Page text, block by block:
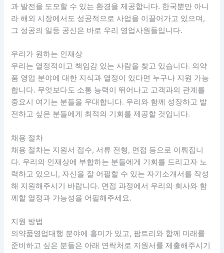
과 발전을 도모할 수 있는 환경을 제공합니다. 한국뿐만 아니
라 해외 시장에서도 성공적으로 사업을 이끌어가고 있으며,
그 성공의 일등 공신은 바로 우리 영업사원들입니다.
우리가 원하는 인재상
우리는 열정적이고 책임감 있는 사람을 찾고 있습니다. 의약
품 영업 분야에 대한 지식과 열정이 있다면 누구나 지원 가능
합니다. 무엇보다도 소통 능력이 뛰어나고 고객과의 관계를
중요시 여기는 분들을 우대합니다. 우리와 함께 성장하고 발
전하고 싶은 분들에게 최적의 기회를 제공할 것입니다.
채용 절차
채용 절차는 지원서 접수, 서류 전형, 면접 등으로 이뤄집니
다. 우리의 인재상에 부합하는 분들에게 기회를 드리고자 노
력하고 있으니, 자신을 잘 어필할 수 있는 자기소개서를 작성
해 지원해주시기 바랍니다. 면접 과정에서 우리의 회사와 함
께할 열정과 가능성을 어필해주세요.
지원 방법
의약품영업대행 분야에 흥미가 있고, 팜트리와 함께 미래를
준비하고 싶은 분들은 아래 연락처로 지원서를 제출해주시기